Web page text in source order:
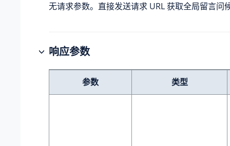
无请求参数。直接发送请求 URL 获取全局留言问
响应参数
参数 类型